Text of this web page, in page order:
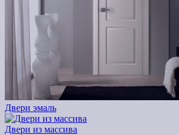
Двери эмаль
Двери из массива